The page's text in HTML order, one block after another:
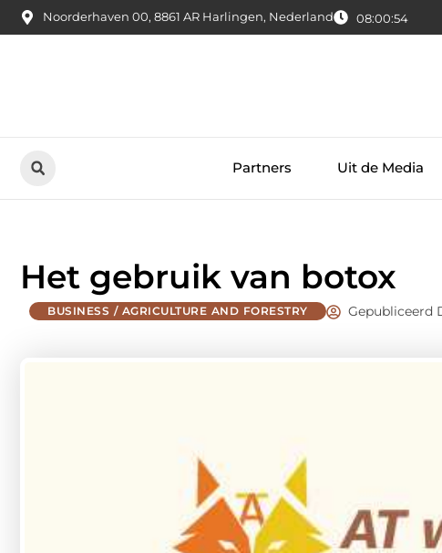
Noorderhaven 00, 8861 AR Harlingen, Nederland 08:00:54
Partners Uit de Media
Het gebruik van botox
BUSINESS / AGRICULTURE AND FORESTRY Gepubliceerd